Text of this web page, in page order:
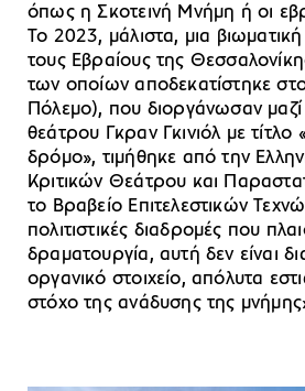
όπως η Σκοτεινή Μνήμη ή οι
Το 2023, μάλιστα, μια
τους Εβραίους της
των οποίων αποδεκατίστηκε
Πόλεμο), που διοργάνωσαν μαζί
θεάτρου Γκραν Γκινιόλ με τίτλο
δρόμο», τιμήθηκε από την
Κριτικών Θεάτρου και
το Βραβείο Επιτελεστικών
πολιτιστικές διαδρομές που
δραματουργία, αυτή δεν είναι
οργανικό στοιχείο, απόλυτα
στόχο της ανάδυσης της